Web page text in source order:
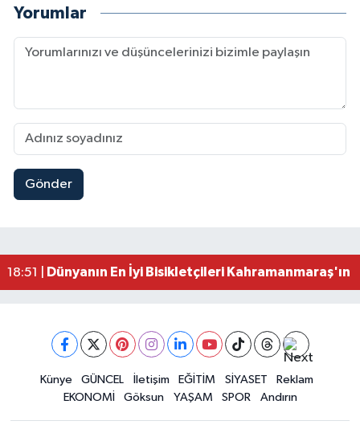
Yorumlar
Gönder
19:49 |Mersin'de Tatil Kabusu! Kahramanmaraşlı
18:51 |
Dünyanın En İyi Bisikletçileri Kahramanmaraş'ın
15:15 |Kahramanmaraş'ta Zehir Tacirlerine Eş Zamanlı
Kahramanmaraş'ta Pazarcık'a 38 Bin Ton
Kahramanmaraş'ta Müzik Dolu Akşam!
14:18 |Konserler Satışları Patlattı! Kahramanmaraş
Kahramanmaraş'ta 45 Milyon TL'lik Yatırım
13:53 |KAFUM'da Rock Gecesi! Zakkum
Künye GÜNCEL İletişim EĞİTİM SİYASET
Reklam
EKONOMİ
Göksun YAŞAM SPOR Andırın